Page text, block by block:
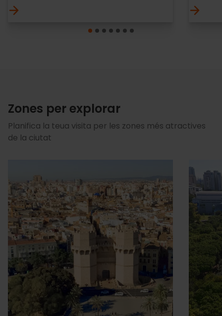
Zones per explorar
Planifica la teua visita per les zones més atractives
de la ciutat